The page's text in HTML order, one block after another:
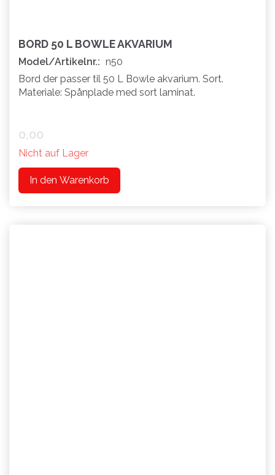
BORD 50 L BOWLE AKVARIUM
Model/Artikelnr.: n50
Bord der passer til 50 L Bowle akvarium. Sort.
Materiale: Spånplade med sort laminat.
0,00
Nicht auf Lager
In den Warenkorb